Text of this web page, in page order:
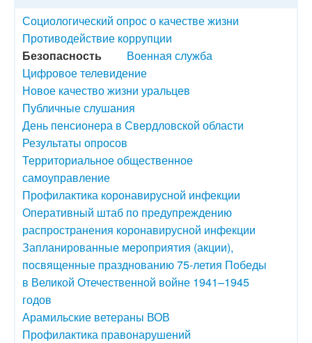
Социологический опрос о качестве жизни
Противодействие коррупции
Безопасность
Военная служба
Цифровое телевидение
Новое качество жизни уральцев
Публичные слушания
День пенсионера в Свердловской области
Результаты опросов
Территориальное общественное
самоуправление
Профилактика коронавирусной инфекции
Оперативный штаб по предупреждению
распространения коронавирусной инфекции
Запланированные мероприятия (акции),
посвященные празднованию 75-летия Победы
в Великой Отечественной войне 1941–1945
годов
Арамильские ветераны ВОВ
Профилактика правонарушений